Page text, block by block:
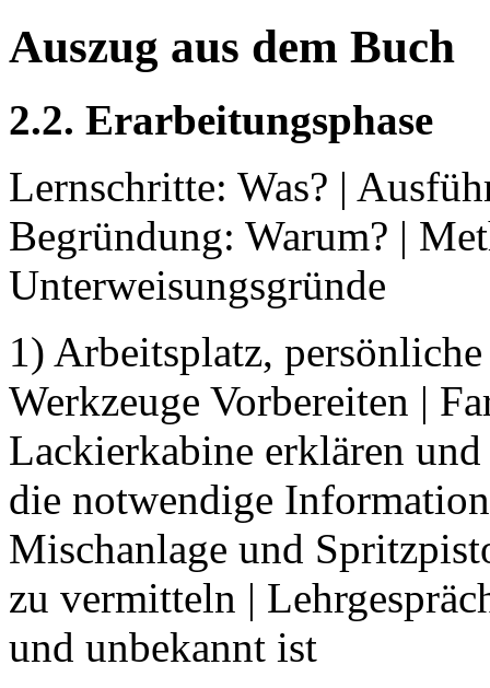
Auszug aus dem Buch
2.2. Erarbeitungsphase
Lernschritte: Was? |
Begründung: Warum? |
Unterweisungsgründe
1) Arbeitsplatz,
Werkzeuge Vorbereiten |
Lackierkabine erklären und
die notwendige
Mischanlage und
zu vermitteln |
und unbekannt ist